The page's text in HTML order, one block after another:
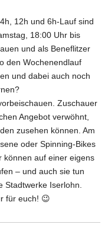
12h und 6h-Lauf sind
18:00 Uhr bis
und als Beneflitzer
den Wochenendlauf
und dabei auch noch
Zuschauer
Angebot verwöhnt,
zusehen können. Am
oder Spinning-Bikes
können auf einer eigens
– und auch sie tun
Iserlohn.
für euch! 😉